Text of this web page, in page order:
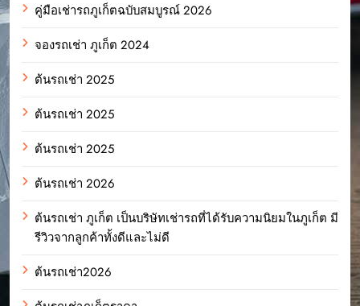
คู่มือเช่ารถภูเก็ตฉบับสมบูรณ์ 2026
จองรถเช่า ภูเก็ต 2024
ต้นรถเช่า 2025
ต้นรถเช่า 2025
ต้นรถเช่า 2025
ต้นรถเช่า 2026
ต้นรถเช่า ภูเก็ต เป็นบริษัทเช่ารถที่ได้รับความนิยมในภูเก็ต มี
รีวิวจากลูกค้าทั้งดีและไม่ดี
ต้นรถเช่า2026